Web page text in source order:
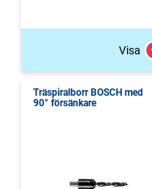
Visa
Träspiralborr BOSCH med
90° försänkare